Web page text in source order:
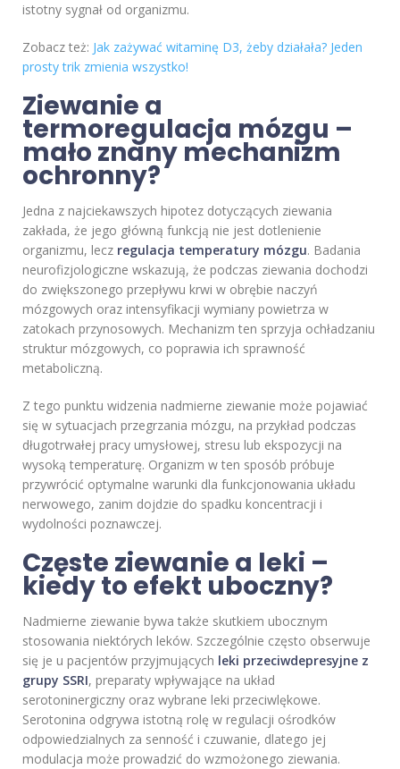
istotny sygnał od organizmu.
Zobacz też: Jak zażywać witaminę D3, żeby działała? Jeden
prosty trik zmienia wszystko!
Ziewanie a
termoregulacja mózgu –
mało znany mechanizm
ochronny?
Jedna z najciekawszych hipotez dotyczących ziewania
zakłada, że jego główną funkcją nie jest dotlenienie
organizmu, lecz regulacja temperatury mózgu. Badania
neurofizjologiczne wskazują, że podczas ziewania dochodzi
do zwiększonego przepływu krwi w obrębie naczyń
mózgowych oraz intensyfikacji wymiany powietrza w
zatokach przynosowych. Mechanizm ten sprzyja ochładzaniu
struktur mózgowych, co poprawia ich sprawność
metaboliczną.
Z tego punktu widzenia nadmierne ziewanie może pojawiać
się w sytuacjach przegrzania mózgu, na przykład podczas
długotrwałej pracy umysłowej, stresu lub ekspozycji na
wysoką temperaturę. Organizm w ten sposób próbuje
przywrócić optymalne warunki dla funkcjonowania układu
nerwowego, zanim dojdzie do spadku koncentracji i
wydolności poznawczej.
Częste ziewanie a leki –
kiedy to efekt uboczny?
Nadmierne ziewanie bywa także skutkiem ubocznym
stosowania niektórych leków. Szczególnie często obserwuje
się je u pacjentów przyjmujących leki przeciwdepresyjne z
grupy SSRI, preparaty wpływające na układ
serotoninergiczny oraz wybrane leki przeciwlękowe.
Serotonina odgrywa istotną rolę w regulacji ośrodków
odpowiedzialnych za senność i czuwanie, dlatego jej
modulacja może prowadzić do wzmożonego ziewania.